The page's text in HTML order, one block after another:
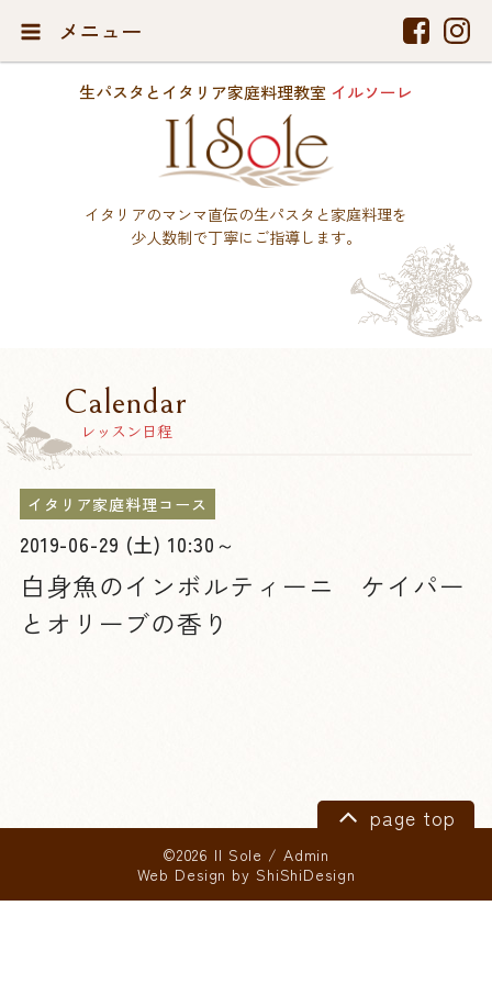
メニュー
生パスタとイタリア家庭料理教室 イルソーレ
イタリアのマンマ直伝の生パスタと家庭料理を
少人数制で丁寧にご指導します。
Calendar
レッスン日程
イタリア家庭料理コース
2019-06-29 (土) 10:30～
白身魚のインボルティーニ ケイパー
とオリーブの香り
page top
©2026 Il Sole / Admin
Web Design by ShiShiDesign